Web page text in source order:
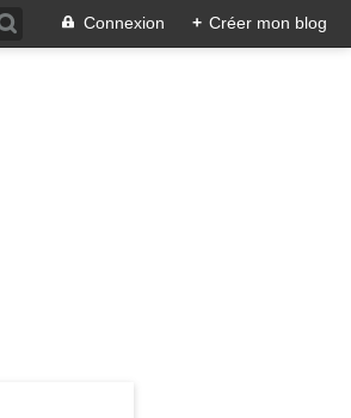
Connexion + Créer mon blog